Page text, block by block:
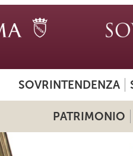
SOVRINTENDENZA
PATRIMONIO